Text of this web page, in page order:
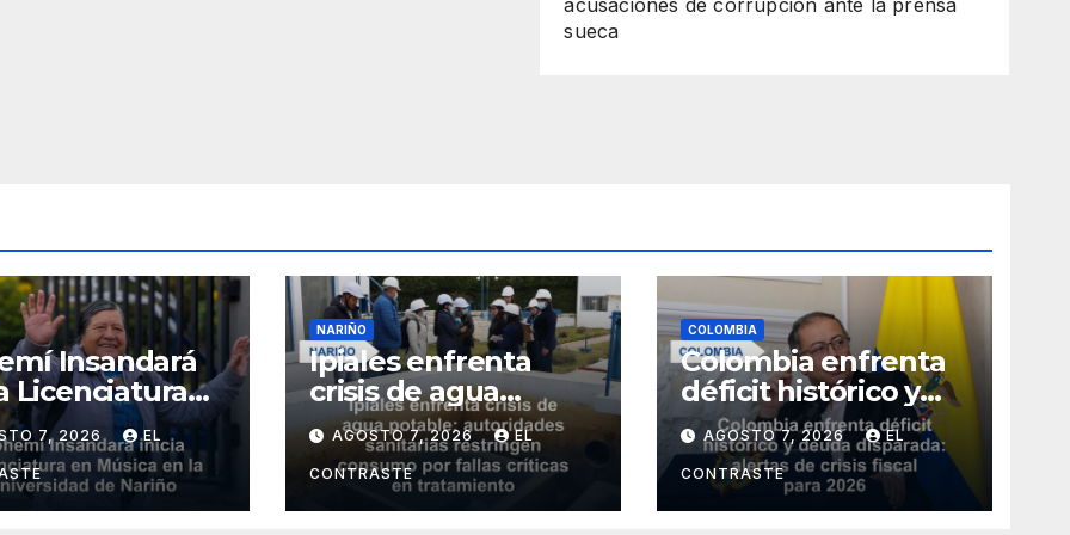
sueca
Insandará
Licenciatura
en la
de
7, 2026 EL
NARIÑO
Ipiales enfrenta
crisis de agua
potable:
autoridades
sanitarias
restringen consumo
AGOSTO 7, 2026 EL
CONTRASTE
COLOMBIA
Colombia enfrenta
déficit histórico y
deuda disparada:
alertas de crisis
fiscal para 2026
AGOSTO 7, 2026 EL
CONTRASTE